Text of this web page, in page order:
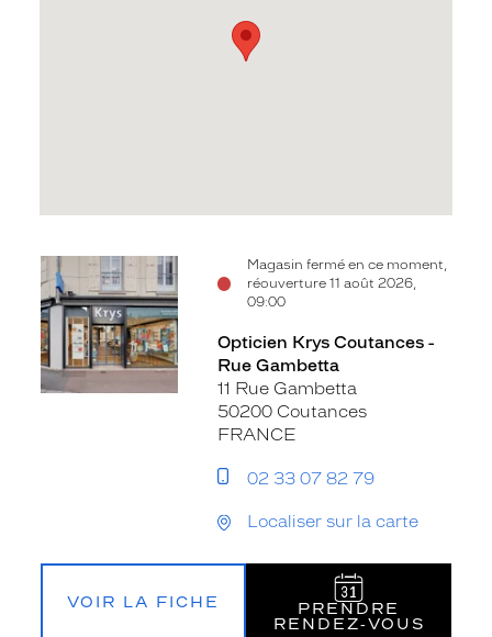
Magasin fermé en ce moment,
réouverture 11 août 2026,
09:00
Voir
la
fiche
Opticien Krys Coutances -
Rue Gambetta
11 Rue Gambetta
50200 Coutances
FRANCE
02 33 07 82 79
Localiser sur la carte
VOIR LA FICHE
PRENDRE
RENDEZ‑VOUS